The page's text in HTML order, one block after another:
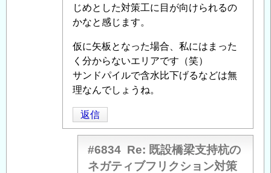
の
ネ
テ
ィ
ブ
フ
リ
ク
シ
じめとした対策工に目が向けられるの
かなと感じます。
仮に矢板となった場合、私にはまった
く分からないエリアです（笑）
サンドパイルで含水比下げるなどは無
理なんでしょうね。
返信
#6834 Re: 既設橋梁支持杭の
ネガティブフリクション対策